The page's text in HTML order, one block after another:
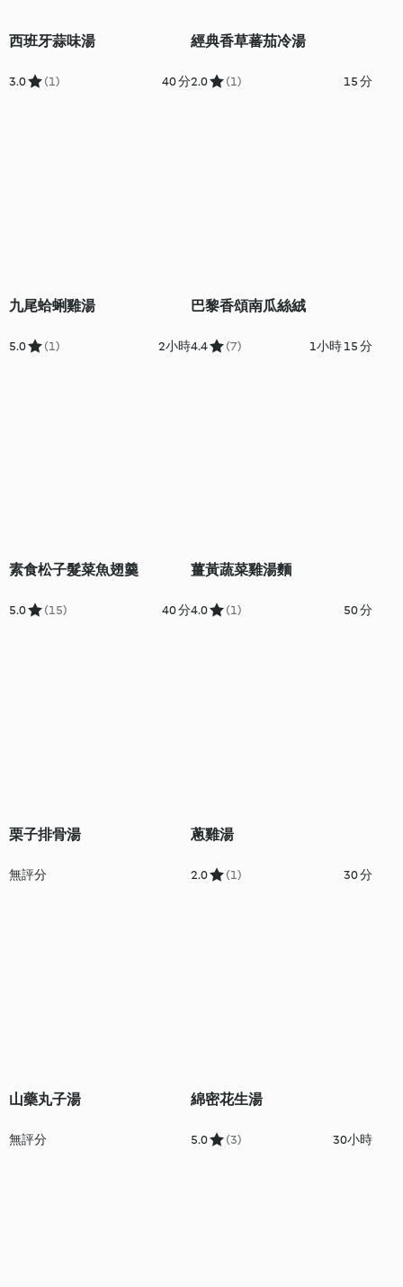
西班牙蒜味湯
3.0 (1) 40 分
經典香草蕃茄冷湯
2.0 (1) 15 分
九尾蛤蜊雞湯
5.0 (1) 2小時
巴黎香頌南瓜絲絨
4.4 (7) 1小時 15 分
素食松子髮菜魚翅羹
5.0 (15) 40 分
薑黃蔬菜雞湯麵
4.0 (1) 50 分
栗子排骨湯
無評分
蔥雞湯
2.0 (1) 30 分
山藥丸子湯
無評分
綿密花生湯
5.0 (3) 30小時